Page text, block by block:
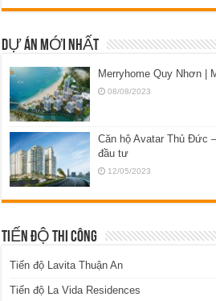
DỰ ÁN MỚI NHẤT
Merryhome Quy Nhơn |
08/08/2023
Căn hộ Avatar Thủ Đức
đầu tư
12/05/2023
TIẾN ĐỘ THI CÔNG
Tiến độ Lavita Thuận An
Tiến độ La Vida Residences